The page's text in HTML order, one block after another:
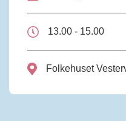
13.00 - 15.00
Folkehuset